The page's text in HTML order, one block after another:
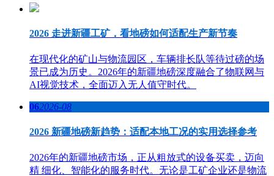
2026 走进新疆工矿，看地磅如何适配生产新节奏
在现代化的矿山与物流园区，车辆排长队等待过磅的场
景已成为历史。2026年的新疆地磅深度融合了物联网与
AI视觉技术，全面迈入无人值守时代。
062026-08
2026 新疆地磅新趋势：适配本地工况的实用选择参考
2026年的新疆地磅市场，正从粗放式的设备买卖，迈向
精 细化、智能化的服务时代。无论是工矿企业还是物流